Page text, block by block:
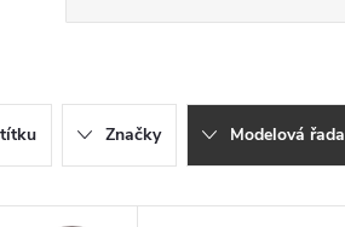
Značky Modelová řada